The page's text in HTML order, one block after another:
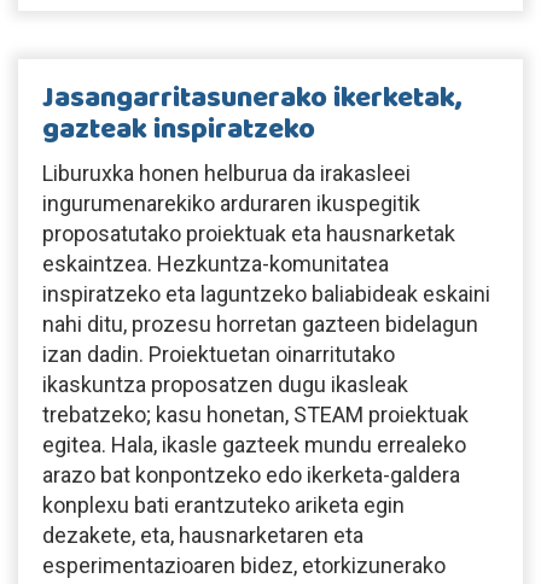
Jasangarritasunerako ikerketak,
gazteak inspiratzeko
Liburuxka honen helburua da irakasleei
ingurumenarekiko arduraren ikuspegitik
proposatutako proiektuak eta hausnarketak
eskaintzea. Hezkuntza-komunitatea
inspiratzeko eta laguntzeko baliabideak eskaini
nahi ditu, prozesu horretan gazteen bidelagun
izan dadin. Proiektuetan oinarritutako
ikaskuntza proposatzen dugu ikasleak
trebatzeko; kasu honetan, STEAM proiektuak
egitea. Hala, ikasle gazteek mundu errealeko
arazo bat konpontzeko edo ikerketa-galdera
konplexu bati erantzuteko ariketa egin
dezakete, eta, hausnarketaren eta
esperimentazioaren bidez, etorkizunerako